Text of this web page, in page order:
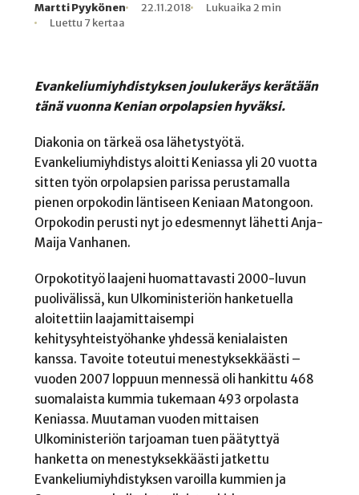
Kirjoittaja
Martti Pyykönen
Julkaistu
22.11.2018
Lukuaika
Lukuaika 2 min
Lukukertoja
Luettu 7 kertaa
Evankeliumiyhdistyksen joulukeräys kerätään
tänä vuonna Kenian orpolapsien hyväksi.
Diakonia on tärkeä osa lähetystyötä.
Evankeliumiyhdistys aloitti Keniassa yli 20 vuotta
sitten työn orpolapsien parissa perustamalla
pienen orpokodin läntiseen Keniaan Matongoon.
Orpokodin perusti nyt jo edesmennyt lähetti Anja-
Maija Vanhanen.
Orpokotityö laajeni huomattavasti 2000-luvun
puolivälissä, kun Ulkoministeriön hanketuella
aloitettiin laajamittaisempi
kehitysyhteistyöhanke yhdessä kenialaisten
kanssa. Tavoite toteutui menestyksekkäästi –
vuoden 2007 loppuun mennessä oli hankittu 468
suomalaista kummia tukemaan 493 orpolasta
Keniassa. Muutaman vuoden mittaisen
Ulkoministeriön tarjoaman tuen päätyttyä
hanketta on menestyksekkäästi jatkettu
Evankeliumiyhdistyksen varoilla kummien ja